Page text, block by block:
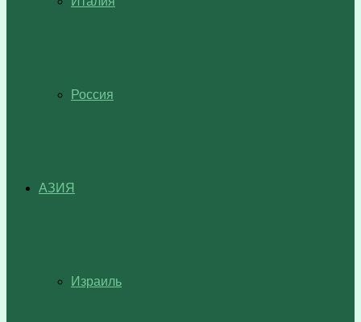
Россия
АЗИЯ
Израиль